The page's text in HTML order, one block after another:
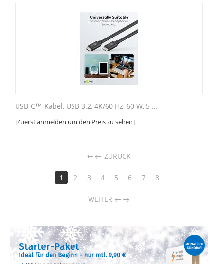
USB-C™-Kabel, USB 3.2, 4K/60 Hz, 60 W, 5 ...
[Zuerst anmelden um den Preis zu sehen]
← ZURÜCK
1 2 3 4 5 6 7 8
WEITER →